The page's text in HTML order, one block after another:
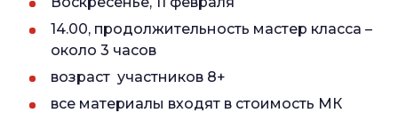
14.00, продолжительность мастер класса –
около 3 часов
возраст участников 8+
все материалы входят в стоимость МК